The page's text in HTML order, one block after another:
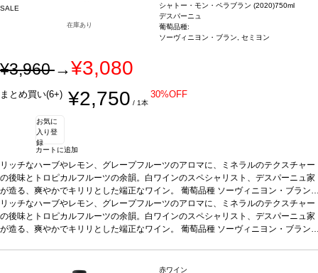
SALE
在庫あり
シャトー・モン・ペラブラン (2020)750ml
デスパーニュ
葡萄品種:
ソーヴィニヨン・ブラン, セミヨン
¥3,960→¥3,080
まとめ買い(6+) ¥2,750 / 1本
30%OFF
お気に
入り登
録
カートに追加
リッチなハーブやレモン、グレープフルーツのアロマに、ミネラルのテクスチャー
の後味とトロピカルフルーツの余韻。白ワインのスペシャリスト、デスパーニュ家
が造る、爽やかでキリリとした端正なワイン。 葡萄品種 ソーヴィニヨン・ブラン 7
0%、セミヨン 30%
リッチなハーブやレモン、グレープフルーツのアロマに、ミネラルのテクスチャー
の後味とトロピカルフルーツの余韻。白ワインのスペシャリスト、デスパーニュ家
が造る、爽やかでキリリとした端正なワイン。 葡萄品種 ソーヴィニヨン・ブラン 7
赤ワイン